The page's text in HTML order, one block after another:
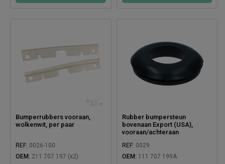
Bumperrubbers vooraan,
wolkenwit, per paar
REF: 0026-100
OEM: 211 707 197 (x2)
Rubber bumpersteun
bovenaan Export (USA),
vooraan/achteraan
REF: 0029
OEM: 111 707 199A